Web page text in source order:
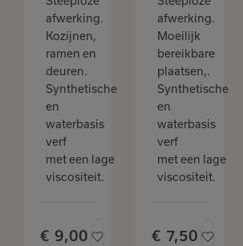
afwerking.
Kozijnen,
ramen en
deuren.
Synthetische
en
waterbasis
verf
met een lage
viscositeit.
€ 9,00
afwerking.
Moeilijk
bereikbare
plaatsen,.
Synthetische
en
waterbasis
verf
met een lage
viscositeit.
€ 7,50